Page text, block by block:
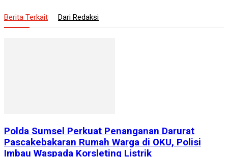
Berita Terkait Dari Redaksi
Polda Sumsel Perkuat Penanganan Darurat
Pascakebakaran Rumah Warga di OKU, Polisi
Imbau Waspada Korsleting Listrik